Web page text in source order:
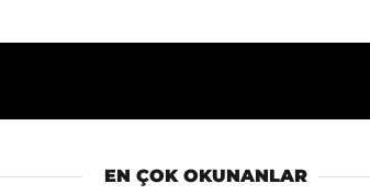
EN ÇOK OKUNANLAR